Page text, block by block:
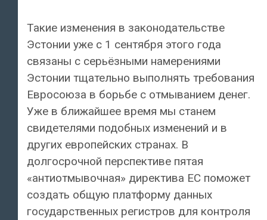
Такие изменения в законодательстве
Эстонии уже с 1 сентября этого года
связаны с серьёзными намерениями
Эстонии тщательно выполнять требования
Евросоюза в борьбе с отмыванием денег.
Уже в ближайшее время мы станем
свидетелями подобных изменений и в
других европейских странах. В
долгосрочной перспективе пятая
«антиотмывочная» директива ЕС поможет
создать общую платформу данных
государственных регистров для контроля